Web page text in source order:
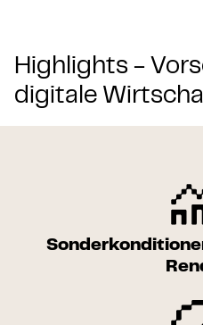
Highlights -
digitale